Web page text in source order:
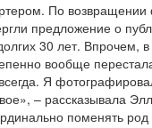
По
предложение о
30 лет. Впрочем,
вообще
Я
– рассказывала
поменять